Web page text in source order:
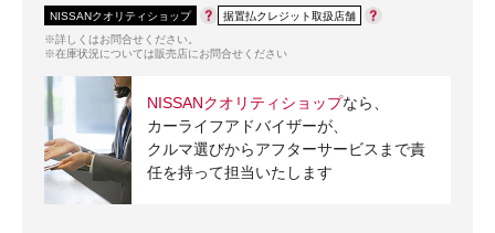
NISSANクオリティショップ
据置払クレジット取扱店舗
※詳しくはお問合せください。
※在庫状況については販売店にお問合せください
NISSANクオリティショップなら、
カーライフアドバイザーが、
クルマ選びからアフターサービスまで責
任を持って担当いたします